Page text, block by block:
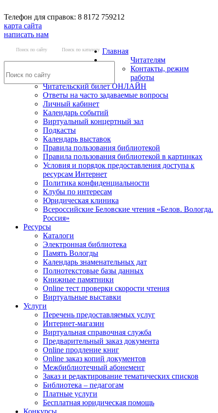
Телефон для справок: 8 8172 759212
карта сайта
написать нам
Поиск по сайту Поиск по каталогу Главная
Читателям
Контакты, режим
работы
Читательский билет ОНЛАЙН
Ответы на часто задаваемые вопросы
Личный кабинет
Календарь событий
Виртуальный концертный зал
Подкасты
Календарь выставок
Правила пользования библиотекой
Правила пользования библиотекой в картинках
Условия и порядок предоставления доступа к
ресурсам Интернет
Политика конфиденциальности
Клубы по интересам
Юридическая клиника
Всероссийские Беловские чтения «Белов. Вологда.
Россия»
Ресурсы
Каталоги
Электронная библиотека
Память Вологды
Календарь знаменательных дат
Полнотекстовые базы данных
Книжные памятники
Online тест проверки скорости чтения
Виртуальные выставки
Услуги
Перечень предоставляемых услуг
Интернет-магазин
Виртуальная справочная служба
Предварительный заказ документа
Online продление книг
Online заказ копий документов
Межбиблиотечный абонемент
Заказ и редактирование тематических списков
Библиотека – педагогам
Платные услуги
Бесплатная юридическая помощь
Конкурсы